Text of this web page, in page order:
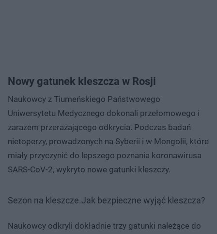
Nowy gatunek kleszcza w Rosji
Naukowcy z Tiumeńskiego Państwowego
Uniwersytetu Medycznego dokonali przełomowego i
zarazem przerażającego odkrycia. Podczas badań
nietoperzy, prowadzonych na Syberii i w Mongolii, które
miały przyczynić do lepszego poznania koronawirusa
SARS-CoV-2, wykryto nowe gatunki kleszczy.
Sezon na kleszcze.Jak bezpieczne wyjąć kleszcza?
Naukowcy odkryli dokładnie trzy gatunki należące do